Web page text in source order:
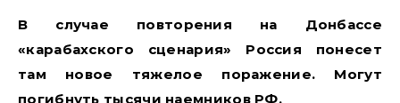
В случае повторения на Донбассе
«карабахского сценария» Россия понесет
там новое тяжелое поражение. Могут
погибнуть тысячи наемников РФ.